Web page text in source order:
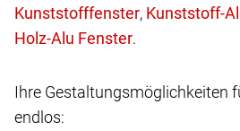
,
.
Ihre Gestaltungsmöglichkeiten
endlos: